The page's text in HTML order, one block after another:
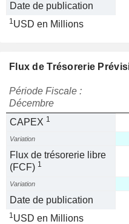
Date de publication
1USD en Millions
Flux de Trésorerie
Période Fiscale :
Décembre
CAPEX 1
Variation
Flux de trésorerie libre
(FCF) 1
Variation
Date de publication
1USD en Millions